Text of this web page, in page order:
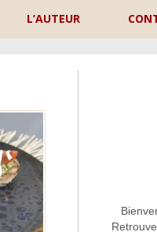
L’AUTEUR
Adresse de contact